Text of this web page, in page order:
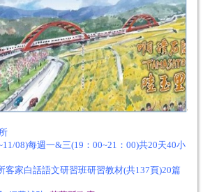
08)每週一&三(19：00~21：00)共20天40小
家白話語文研習班研習教材(共137頁)20篇